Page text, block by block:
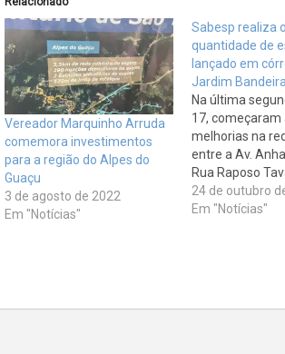
Vereador Marquinho Arruda
comemora investimentos
para a região do Alpes do
Guaçu
3 de agosto de 2022
Em "Notícias"
Sabesp realiza
quantidade de
lançado em
Jardim
Na última
17, começaram
melhorias na
entre a Av.
Rua Raposo
região do
Bandeirantes,
24 de outubro
Em "Notícias"